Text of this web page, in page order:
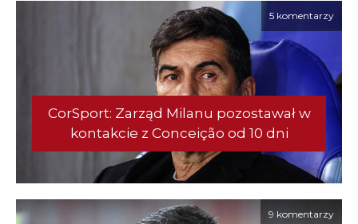
5 komentarzy
CorSport: Zarząd Milanu pozostawał w
kontakcie z Conceição od 10 dni
9 komentarzy